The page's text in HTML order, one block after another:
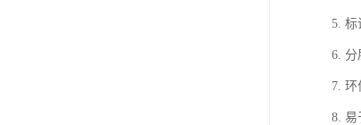
5. 标
6. 分
7. 环
8. 易